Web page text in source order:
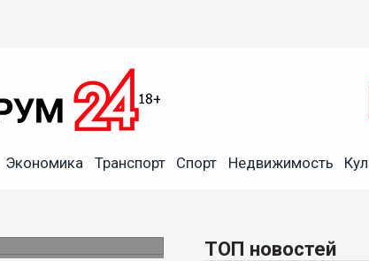
Экономика Транспорт Спорт Недвижимость
ТОП новостей